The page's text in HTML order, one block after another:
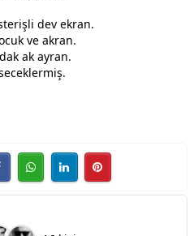
dev ekran.
ve akran.
ak ayran.